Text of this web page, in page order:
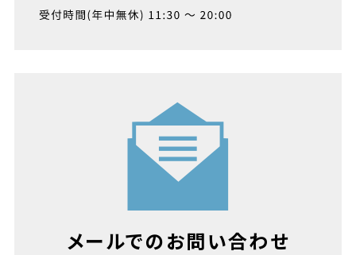
メールでのお問い合わせ